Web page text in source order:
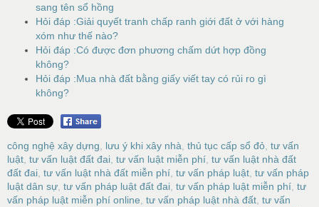
sang tên sổ hồng
Hỏi đáp :Giải quyết tranh chấp ranh giới đất ở với hàng
xóm như thế nào?
Hỏi đáp :Có được đơn phương chấm dứt hợp đồng
không?
Hỏi đáp :Mua nhà đất bằng giấy viết tay có rủi ro gì
không?
công nghệ xây dựng lưu ý khi xây nhà thủ tục cấp sổ đỏ tư vấn
luật tư vấn luật đất đai tư vấn luật miễn phí tư vấn luật nhà đất
đất đai tư vấn luật nhà đất miễn phí tư vấn pháp luật tư vấn pháp
luật dân sự tư vấn pháp luật đất đai tư vấn pháp luật miễn phí tư
vấn pháp luật miễn phí online tư vấn pháp luật nhà đất tư vấn